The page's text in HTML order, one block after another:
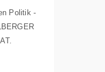
Politik -